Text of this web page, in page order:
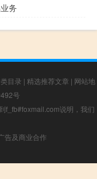
务
目录 | 精选推荐文章 | 网站地
号
f_fb#foxmail.com说明，我们
告及商业合作